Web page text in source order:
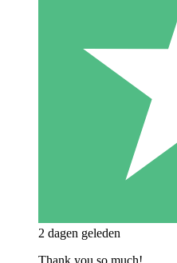
2 dagen geleden
Thank you so much!